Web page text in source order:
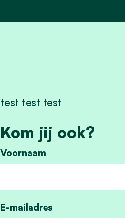
test test test
Kom jij ook?
Voornaam
E-mailadres